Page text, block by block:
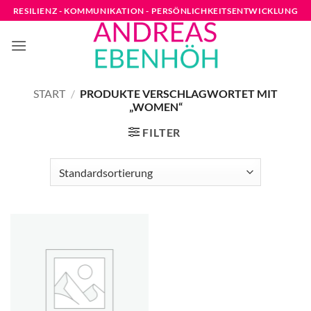
Zum
Inhalt
springen
RESILIENZ - KOMMUNIKATION - PERSÖNLICHKEITSENTWICKLUNG
START / PRODUKTE VERSCHLAGWORTET MIT
„WOMEN“
FILTER